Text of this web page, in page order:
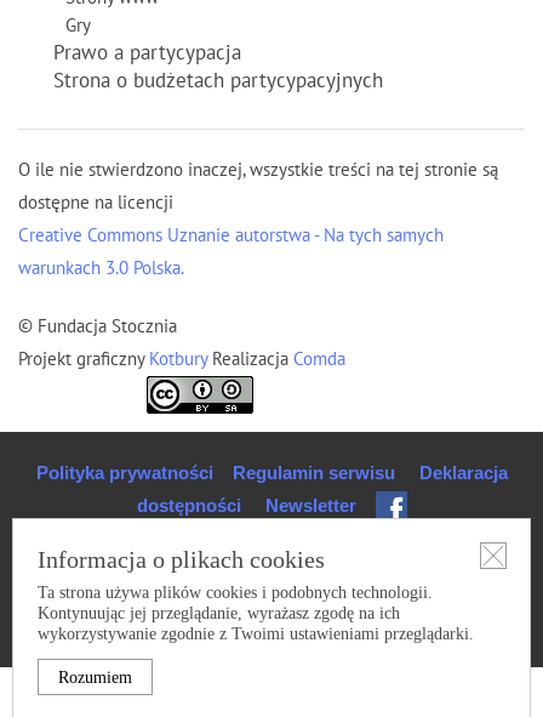
Gry
Prawo a partycypacja
Strona o budżetach partycypacyjnych
O ile nie stwierdzono inaczej, wszystkie treści na tej stronie są
dostępne na licencji
Creative Commons Uznanie autorstwa - Na tych samych
warunkach 3.0 Polska.
© Fundacja Stocznia
Projekt graficzny Kotbury Realizacja Comda
Informacja o plikach cookies
Ta strona używa plików cookies i podobnych technologii.
Kontynuując jej przeglądanie, wyrażasz zgodę na ich
wykorzystywanie zgodnie z Twoimi ustawieniami przeglądarki.
Rozumiem
Polityka prywatności Regulamin serwisu
Deklaracja
dostępności
Newsletter